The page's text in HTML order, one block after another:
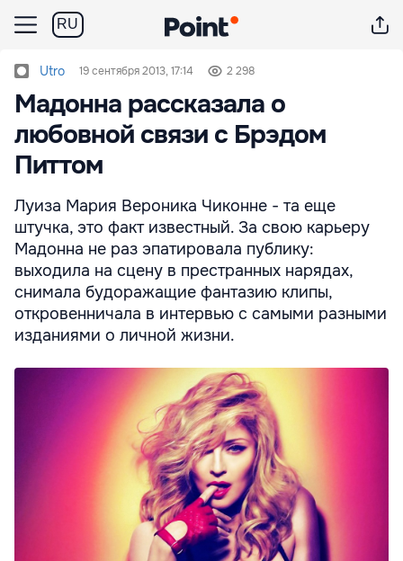
RU
Utro 19 сентября 2013, 17:14 2 298
Мадонна рассказала о
любовной связи с Брэдом
Питтом
Луиза Мария Вероника Чиконне - та еще
штучка, это факт известный. За свою карьеру
Мадонна не раз эпатировала публику:
выходила на сцену в престранных нарядах,
снимала будоражащие фантазию клипы,
откровенничала в интервью с самыми разными
изданиями о личной жизни.